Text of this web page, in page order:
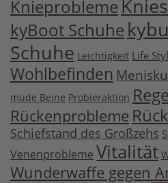
Knieprobleme
kyBoot Schuhe
Schuhe Leichtigkeit Life
Wohlbefinden
müde Beine Probieraktion
Rückenprobleme
Schiefstand des Großzehs
Venenprobleme Vitalität
Wunderwaffe gegen